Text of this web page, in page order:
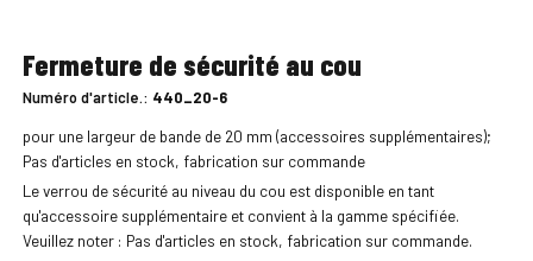
Fermeture de sécurité au cou
Numéro d'article.: 440_20-6
pour une largeur de bande de 20 mm (accessoires supplémentaires);
Pas d'articles en stock, fabrication sur commande
Le verrou de sécurité au niveau du cou est disponible en tant
qu'accessoire supplémentaire et convient à la gamme spécifiée.
Veuillez noter : Pas d'articles en stock, fabrication sur commande.